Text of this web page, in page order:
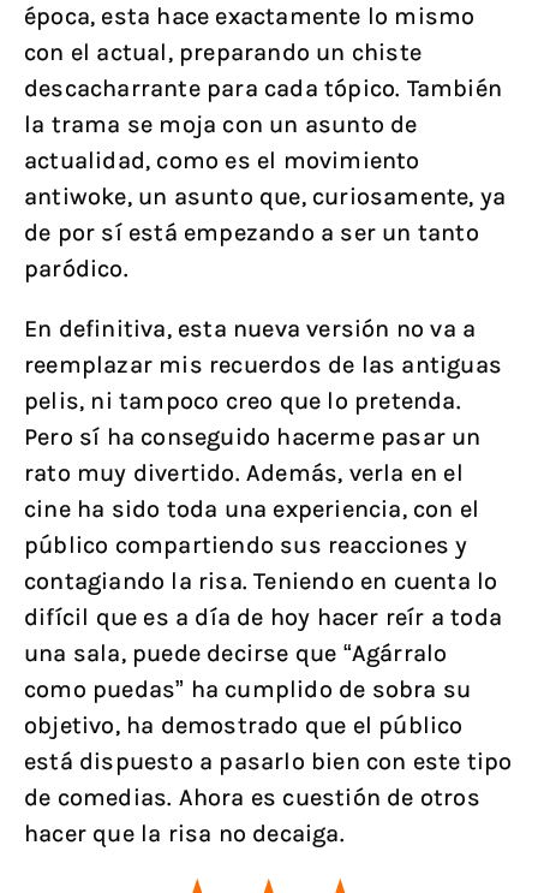
época, esta hace exactamente lo mismo
con el actual, preparando un chiste
descacharrante para cada tópico. También
la trama se moja con un asunto de
actualidad, como es el movimiento
antiwoke, un asunto que, curiosamente, ya
de por sí está empezando a ser un tanto
paródico.
En definitiva, esta nueva versión no va a
reemplazar mis recuerdos de las antiguas
pelis, ni tampoco creo que lo pretenda.
Pero sí ha conseguido hacerme pasar un
rato muy divertido. Además, verla en el
cine ha sido toda una experiencia, con el
público compartiendo sus reacciones y
contagiando la risa. Teniendo en cuenta lo
difícil que es a día de hoy hacer reír a toda
una sala, puede decirse que “Agárralo
como puedas” ha cumplido de sobra su
objetivo, ha demostrado que el público
está dispuesto a pasarlo bien con este tipo
de comedias. Ahora es cuestión de otros
hacer que la risa no decaiga.